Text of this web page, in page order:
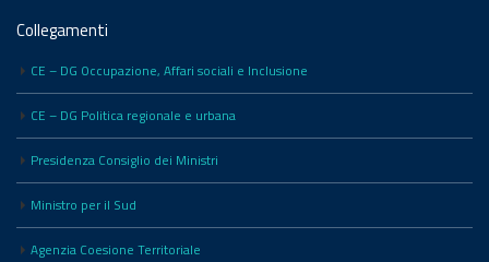
Collegamenti
CE – DG Occupazione, Affari sociali e Inclusione
CE – DG Politica regionale e urbana
Presidenza Consiglio dei Ministri
Ministro per il Sud
Agenzia Coesione Territoriale